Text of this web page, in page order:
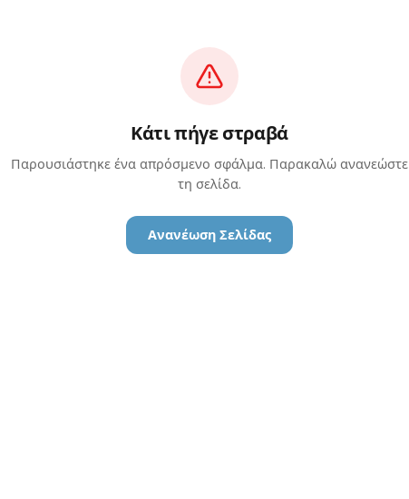
Κάτι πήγε στραβά
Παρουσιάστηκε ένα απρόσμενο σφάλμα. Παρακαλώ ανανεώστε
τη σελίδα.
Ανανέωση Σελίδας